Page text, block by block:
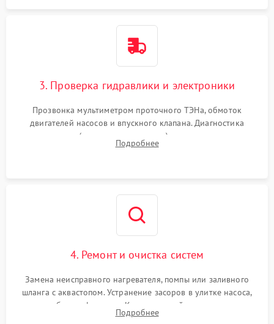
3. Проверка гидравлики и электроники
Прозвонка мультиметром проточного ТЭНа, обмоток
двигателей насосов и впускного клапана. Диагностика
прессостата (датчика уровня воды), датчика мутности,
концевика дверцы и электронного модуля управления.
Подробнее
4. Ремонт и очистка систем
Замена неисправного нагревателя, помпы или заливного
шланга с аквастопом. Устранение засоров в улитке насоса,
патрубках и фильтрах. Компонентный ремонт платы
управления, восстановление поврежденной проводки.
Подробнее